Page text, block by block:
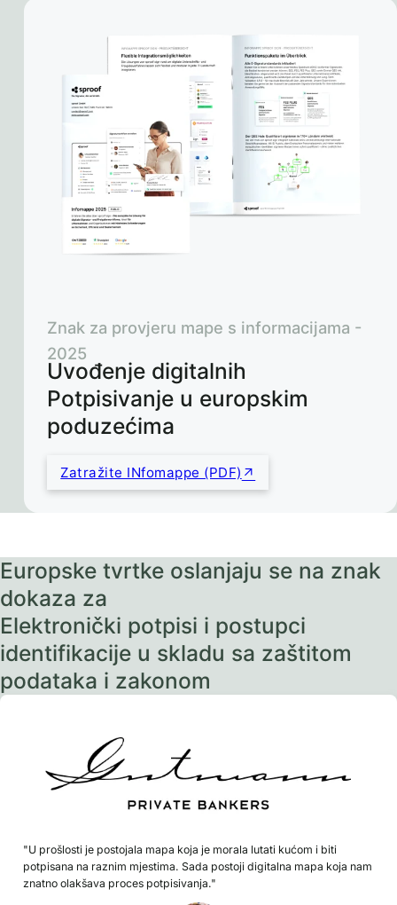
Uvođenje digitalnih
Potpisivanje u europskim
poduzećima
Znak za provjeru mape s informacijama -
2025
Zatražite INfomappe (PDF)
Europske tvrtke oslanjaju se na znak
dokaza za
Elektronički potpisi i postupci
identifikacije u skladu sa zaštitom
podataka i zakonom
"U prošlosti je postojala mapa koja je morala lutati kućom i biti
potpisana na raznim mjestima. Sada postoji digitalna mapa koja nam
znatno olakšava proces potpisivanja."